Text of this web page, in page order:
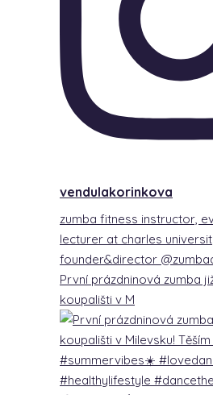
vendulakorinkova
zumba fitness instructor,
lecturer at charles
founder&director
První prázdninová zumba
koupališti v M